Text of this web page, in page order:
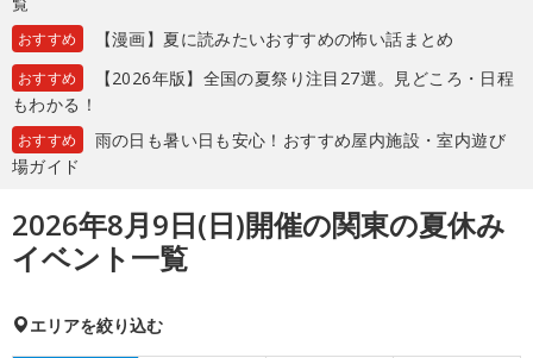
おすすめ 【漫画】夏に読みたいおすすめの怖い話まとめ
おすすめ
【2026年版】全国の夏祭り注目27選。見どころ・日程
もわかる！
おすすめ
雨の日も暑い日も安心！おすすめ屋内施設・室内遊び
場ガイド
2026年8月9日(日)開催の関東の夏休み
イベント一覧
エリアを絞り込む